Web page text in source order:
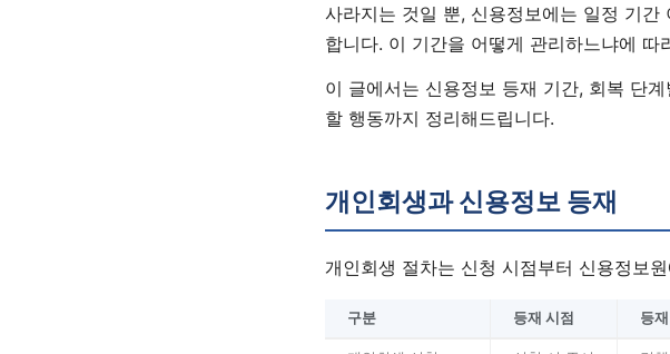
사라지는 것일 뿐, 신용정보에는 일정 기
합니다. 이 기간을 어떻게 관리하느냐에 따
이 글에서는 신용정보 등재 기간, 회복 단
할 행동까지 정리해드립니다.
개인회생과 신용정보 등재
개인회생 절차는 신청 시점부터 신용정보
구분 등재 시점 등